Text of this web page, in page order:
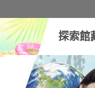
探索館